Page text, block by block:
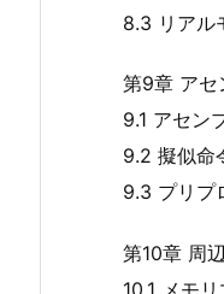
8.3 リアル
第9章 アセ
9.1 アセン
9.2 擬似命
9.3 プリプ
第10章 周